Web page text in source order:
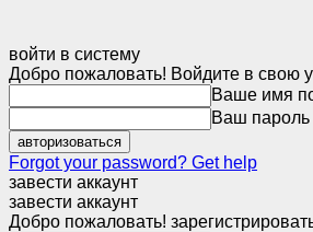
войти в систему
Добро пожаловать! Войдите в свою
Ваше имя
Ваш пароль
Forgot your password? Get help
завести аккаунт
завести аккаунт
Добро пожаловать!